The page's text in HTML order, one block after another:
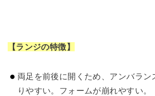
【ランジの特徴】
両足を前後に開くため、アンバラン
りやすい。フォームが崩れやすい。